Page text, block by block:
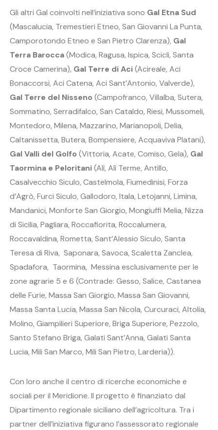
Gli altri Gal coinvolti nell’iniziativa sono Gal Etna Sud
(Mascalucia, Tremestieri Etneo, San Giovanni La Punta,
Camporotondo Etneo e San Pietro Clarenza), Gal
Terra Barocca(Modica, Ragusa, Ispica, Scicli, Santa
Croce Camerina), Gal Terre di Aci(Acireale, Aci
Bonaccorsi, Aci Catena, Aci Sant’Antonio, Valverde),
Gal Terre del Nisseno (Campofranco, Villalba, Sutera,
Sommatino, Serradifalco, San Cataldo, Riesi, Mussomeli,
Montedoro, Milena, Mazzarino, Marianopoli, Delia,
Caltanissetta, Butera, Bompensiere, Acquaviva Platani),
Gal Valli del Golfo (Vittoria, Acate, Comiso, Gela), Gal
Taormina e Peloritani(Alì, Alì Terme, Antillo,
Casalvecchio Siculo, Castelmola, Fiumedinisi, Forza
d’Agrò, Furci Siculo, Gallodoro, Itala, Letojanni, Limina,
Mandanici, Monforte San Giorgio, Mongiuffi Melia, Nizza
di Sicilia, Pagliara, Roccafiorita, Roccalumera,
Roccavaldina, Rometta, Sant’Alessio Siculo, Santa
Teresa di Riva, Saponara, Savoca, Scaletta Zanclea,
Spadafora, Taormina, Messina esclusivamente per le
zone agrarie 5 e 6 (Contrade: Gesso, Salice, Castanea
delle Furie, Massa San Giorgio, Massa San Giovanni,
Massa Santa Lucia, Massa San Nicola, Curcuraci, Altolia,
Molino, Giampilieri Superiore, Briga Superiore, Pezzolo,
Santo Stefano Briga, Galati Sant’Anna, Galati Santa
Lucia, Mili San Marco, Mili San Pietro, Larderia)).
Con loro anche il centro di ricerche economiche e
sociali per il Meridione. Il progetto è finanziato dal
Dipartimento regionale siciliano dell’agricoltura. Tra i
partner dell’iniziativa figurano l’assessorato regionale